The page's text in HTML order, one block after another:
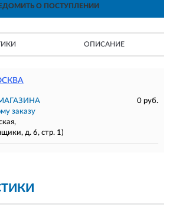
О ПОСТУПЛЕНИИ
ОПИСАНИЕ
0 руб.
заказу
д. 6, стр. 1)